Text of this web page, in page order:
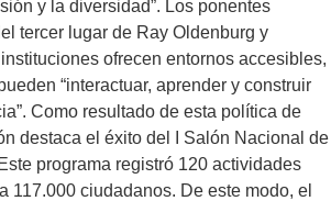
y la diversidad”. Los ponentes
tercer lugar de Ray Oldenburg y
ofrecen entornos accesibles,
“interactuar, aprender y construir
Como resultado de esta política de
destaca el éxito del I Salón Nacional de
programa registró 120 actividades
117.000 ciudadanos. De este modo, el